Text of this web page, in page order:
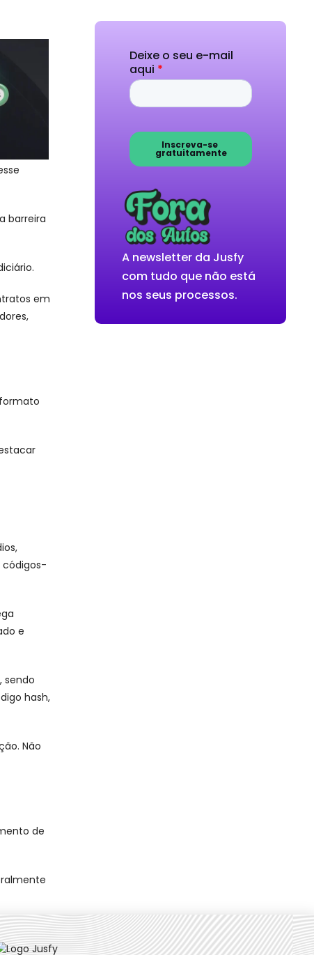
barreira
em
códigos-
e
sendo
hash,
Não
de
dos
A newsletter da Jusfy
com tudo que não está
nos seus processos.